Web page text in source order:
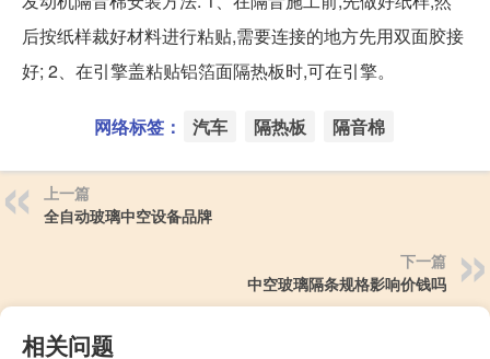
后按纸样裁好材料进行粘贴,需要连接的地方先用双面胶接
好; 2、在引擎盖粘贴铝箔面隔热板时,可在引擎。
网络标签： 汽车 隔热板 隔音棉
上一篇
全自动玻璃中空设备品牌
下一篇
中空玻璃隔条规格影响价钱吗
相关问题